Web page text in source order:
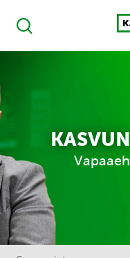
Haku
Kasvu Open